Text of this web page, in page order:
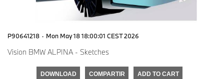
P90641218 · Mon May 18 18:00:01 CEST 2026
Vision BMW ALPINA - Sketches
DOWNLOAD COMPARTIR ADD TO CART